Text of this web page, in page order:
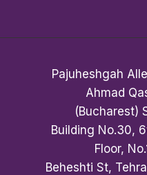
Pajuheshgah
Ahmad
(Bucharest)
Building No.30,
Floor,
Beheshti St,